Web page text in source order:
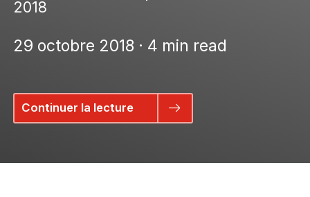
2018
29 octobre 2018 · 4 min read
Continuer la lecture